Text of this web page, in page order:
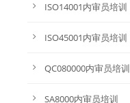
ISO14001内审员培训
ISO45001内审员培训
QC080000内审员培训
SA8000内审员培训